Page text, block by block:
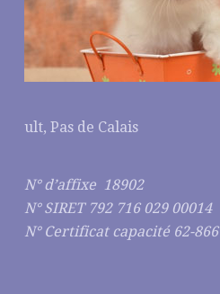
ult, Pas de Calais
N° d’affixe 18902
N° SIRET 792 716 029 00014
N° Certificat capacité 62-866